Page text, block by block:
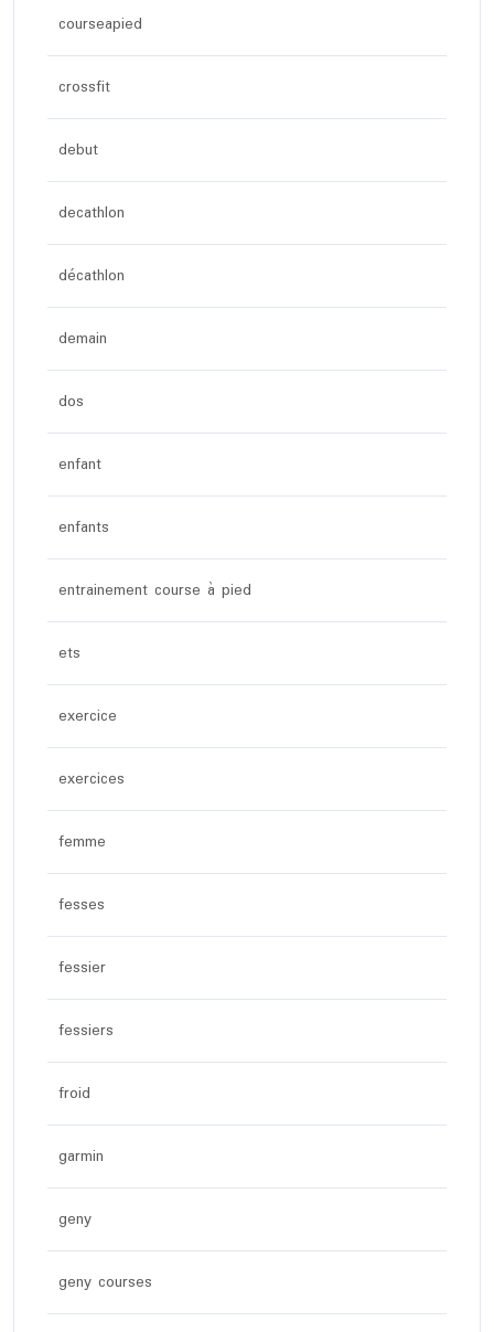
courseapied
crossfit
debut
decathlon
décathlon
demain
dos
enfant
enfants
entrainement course à pied
ets
exercice
exercices
femme
fesses
fessier
fessiers
froid
garmin
geny
geny courses